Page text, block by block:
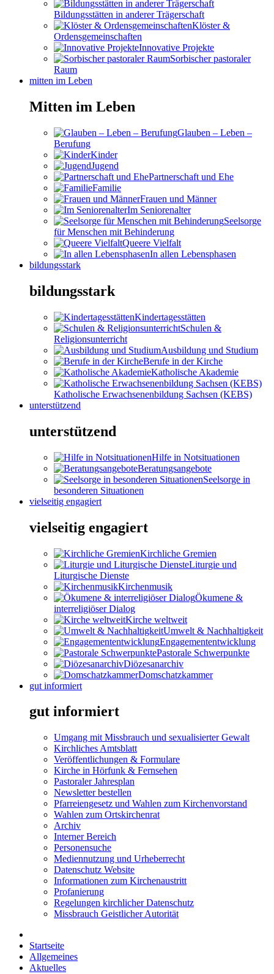
Bildungsstätten in anderer Trägerschaft
Klöster &
Ordensgemeinschaften
Innovative Projekte
Sorbischer pastoraler
Raum
mitten im Leben
Mitten im Leben
Glauben – Leben –
Berufung
Kinder
Jugend
Partnerschaft und Ehe
Familie
Frauen und Männer
Im Seniorenalter
Seelsorge
für Menschen mit Behinderung
Queere Vielfalt
In allen Lebensphasen
bildungsstark
bildungsstark
Kindertagesstätten
Schulen &
Religionsunterricht
Ausbildung und Studium
Berufe in der Kirche
Katholische Akademie
Katholische Erwachsenenbildung Sachsen (KEBS)
unterstützend
unterstützend
Hilfe in Notsituationen
Beratungsangebote
Seelsorge in
besonderen Situationen
vielseitig engagiert
vielseitig engagiert
Kirchliche Gremien
Liturgie und
Liturgische Dienste
Kirchenmusik
Ökumene &
interreligiöser Dialog
Kirche weltweit
Umwelt & Nachhaltigkeit
Engagemententwicklung
Pastorale Schwerpunkte
Diözesanarchiv
Domschatzkammer
gut informiert
gut informiert
Umgang mit Missbrauch und sexualisierter Gewalt
Kirchliches Amtsblatt
Veröffentlichungen & Formulare
Kirche in Hörfunk & Fernsehen
Pastoraler Jahresplan
Newsletter bestellen
Pfarreiengesetz und Wahlen zum Kirchenvorstand
Wahlen zum Ortskirchenrat
Archiv
Interner Bereich
Personensuche
Mediennutzung und Urheberrecht
Datenschutz Website
Informationen zum Kirchenaustritt
Profanierung
Regelungen kirchlicher Datenschutz
Missbrauch Geistlicher Autorität
Startseite
Allgemeines
Aktuelles